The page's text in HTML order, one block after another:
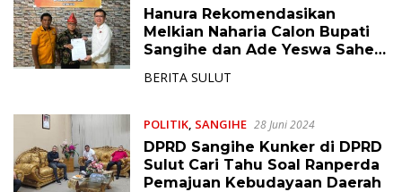
Hanura Rekomendasikan
Melkian Naharia Calon Bupati
Sangihe dan Ade Yeswa Sahea
BERITA SULUT
POLITIK, SANGIHE 28 Juni 2024
DPRD Sangihe Kunker di DPRD
Sulut Cari Tahu Soal Ranperda
Pemajuan Kebudayaan Daerah